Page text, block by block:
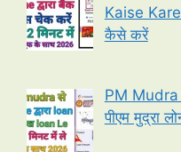
Kaise
कैसे करें
PM
पीएम मुद्रा